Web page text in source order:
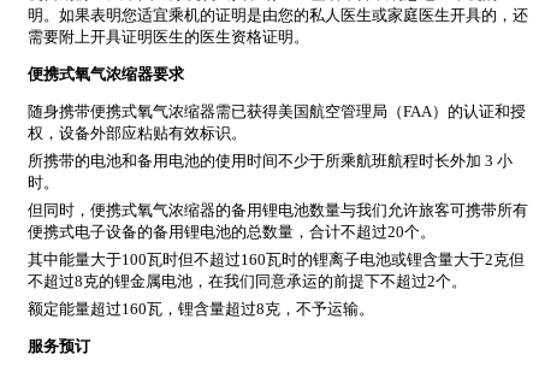
明。如果表明您适宜乘机的证明是由您的私人医生或家庭医生开具的，还
需要附上开具证明医生的医生资格证明。
便携式氧气浓缩器要求
随身携带便携式氧气浓缩器需已获得美国航空管理局（FAA）的认证和授
权，设备外部应粘贴有效标识。
所携带的电池和备用电池的使用时间不少于所乘航班航程时长外加 3 小
时。
但同时，便携式氧气浓缩器的备用锂电池数量与我们允许旅客可携带所有
便携式电子设备的备用锂电池的总数量，合计不超过20个。
其中能量大于100瓦时但不超过160瓦时的锂离子电池或锂含量大于2克但
不超过8克的锂金属电池，在我们同意承运的前提下不超过2个。
额定能量超过160瓦，锂含量超过8克，不予运输。
服务预订